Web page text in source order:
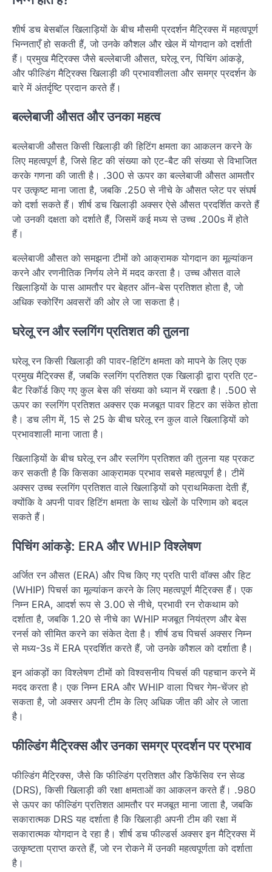
शीर्ष डच बेसबॉल खिलाड़ियों के बीच मौसमी प्रदर्शन मैट्रिक्स में महत्वपूर्ण
भिन्नताएँ हो सकती हैं, जो उनके कौशल और खेल में योगदान को दर्शाती
हैं। प्रमुख मैट्रिक्स जैसे बल्लेबाजी औसत, घरेलू रन, पिचिंग आंकड़े,
और फील्डिंग मैट्रिक्स खिलाड़ी की प्रभावशीलता और समग्र प्रदर्शन के
बारे में अंतर्दृष्टि प्रदान करते हैं।
बल्लेबाजी औसत और उनका महत्व
बल्लेबाजी औसत किसी खिलाड़ी की हिटिंग क्षमता का आकलन करने के
लिए महत्वपूर्ण है, जिसे हिट की संख्या को एट-बैट की संख्या से विभाजित
करके गणना की जाती है। .300 से ऊपर का बल्लेबाजी औसत आमतौर
पर उत्कृष्ट माना जाता है, जबकि .250 से नीचे के औसत प्लेट पर संघर्ष
को दर्शा सकते हैं। शीर्ष डच खिलाड़ी अक्सर ऐसे औसत प्रदर्शित करते हैं
जो उनकी दक्षता को दर्शाते हैं, जिसमें कई मध्य से उच्च .200s में होते
हैं।
बल्लेबाजी औसत को समझना टीमों को आक्रामक योगदान का मूल्यांकन
करने और रणनीतिक निर्णय लेने में मदद करता है। उच्च औसत वाले
खिलाड़ियों के पास आमतौर पर बेहतर ऑन-बेस प्रतिशत होता है, जो
अधिक स्कोरिंग अवसरों की ओर ले जा सकता है।
घरेलू रन और स्लगिंग प्रतिशत की तुलना
घरेलू रन किसी खिलाड़ी की पावर-हिटिंग क्षमता को मापने के लिए एक
प्रमुख मैट्रिक्स हैं, जबकि स्लगिंग प्रतिशत एक खिलाड़ी द्वारा प्रति एट-
बैट रिकॉर्ड किए गए कुल बेस की संख्या को ध्यान में रखता है। .500 से
ऊपर का स्लगिंग प्रतिशत अक्सर एक मजबूत पावर हिटर का संकेत होता
है। डच लीग में, 15 से 25 के बीच घरेलू रन कुल वाले खिलाड़ियों को
प्रभावशाली माना जाता है।
खिलाड़ियों के बीच घरेलू रन और स्लगिंग प्रतिशत की तुलना यह प्रकट
कर सकती है कि किसका आक्रामक प्रभाव सबसे महत्वपूर्ण है। टीमें
अक्सर उच्च स्लगिंग प्रतिशत वाले खिलाड़ियों को प्राथमिकता देती हैं,
क्योंकि वे अपनी पावर हिटिंग क्षमता के साथ खेलों के परिणाम को बदल
सकते हैं।
पिचिंग आंकड़े: ERA और WHIP विश्लेषण
अर्जित रन औसत (ERA) और पिच किए गए प्रति पारी वॉक्स और हिट
(WHIP) पिचर्स का मूल्यांकन करने के लिए महत्वपूर्ण मैट्रिक्स हैं। एक
निम्न ERA, आदर्श रूप से 3.00 से नीचे, प्रभावी रन रोकथाम को
दर्शाता है, जबकि 1.20 से नीचे का WHIP मजबूत नियंत्रण और बेस
रनर्स को सीमित करने का संकेत देता है। शीर्ष डच पिचर्स अक्सर निम्न
से मध्य-3s में ERA प्रदर्शित करते हैं, जो उनके कौशल को दर्शाता है।
इन आंकड़ों का विश्लेषण टीमों को विश्वसनीय पिचर्स की पहचान करने में
मदद करता है। एक निम्न ERA और WHIP वाला पिचर गेम-चेंजर हो
सकता है, जो अक्सर अपनी टीम के लिए अधिक जीत की ओर ले जाता
है।
फील्डिंग मैट्रिक्स और उनका समग्र प्रदर्शन पर प्रभाव
फील्डिंग मैट्रिक्स, जैसे कि फील्डिंग प्रतिशत और डिफेंसिव रन सेव्ड
(DRS), किसी खिलाड़ी की रक्षा क्षमताओं का आकलन करते हैं। .980
से ऊपर का फील्डिंग प्रतिशत आमतौर पर मजबूत माना जाता है, जबकि
सकारात्मक DRS यह दर्शाता है कि खिलाड़ी अपनी टीम की रक्षा में
सकारात्मक योगदान दे रहा है। शीर्ष डच फील्डर्स अक्सर इन मैट्रिक्स में
उत्कृष्टता प्राप्त करते हैं, जो रन रोकने में उनकी महत्वपूर्णता को दर्शाता
है।